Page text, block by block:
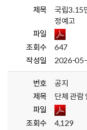
제목
국립3.15
정예고
파일
조회수
647
작성일
2026-
번호
공지
제목
단체 관람
파일
조회수
4,129